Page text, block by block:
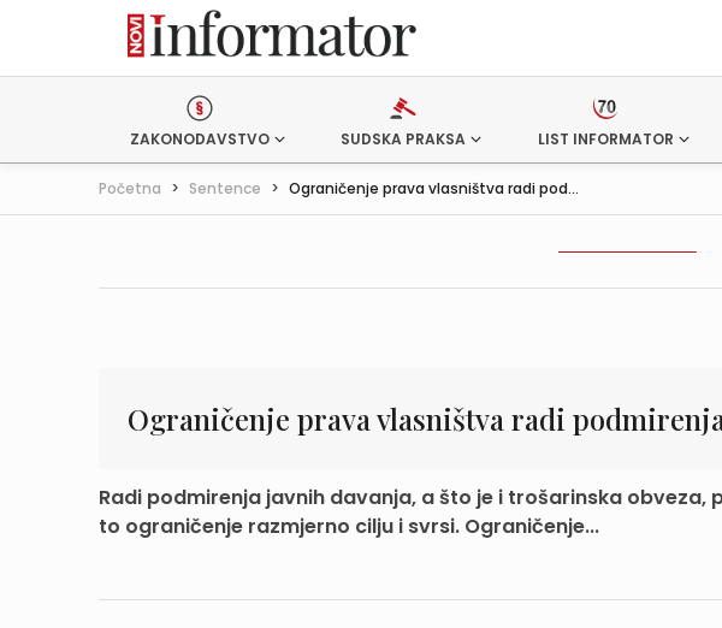
ZAKONODAVSTVO SUDSKA PRAKSA LIST INFORMATOR
Početna > Sentence > Ograničenje prava vlasništva radi pod...
Ograničenje prava vlasništva radi
Radi podmirenja javnih davanja, a što je i trošarinska
to ograničenje razmjerno cilju i svrsi. Ograničenje...